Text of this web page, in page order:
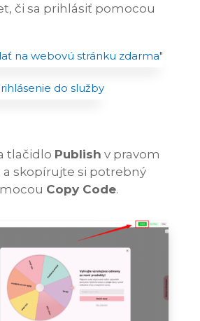
či sa prihlásiť pomocou
tlačidlo Publish v pravom
skopírujte si potrebný
Copy Code.